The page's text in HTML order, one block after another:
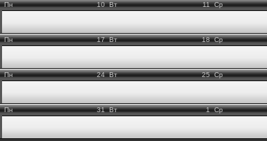
10
Пн 11
Вт Ср
17
Пн 18
Вт Ср
24
Пн 25
Вт Ср
31
Пн 1
Вт Ср